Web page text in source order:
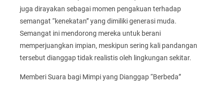
juga dirayakan sebagai momen pengakuan terhadap
semangat “kenekatan” yang dimiliki generasi muda.
Semangat ini mendorong mereka untuk berani
memperjuangkan impian, meskipun sering kali pandangan
tersebut dianggap tidak realistis oleh lingkungan sekitar.
Memberi Suara bagi Mimpi yang Dianggap “Berbeda”